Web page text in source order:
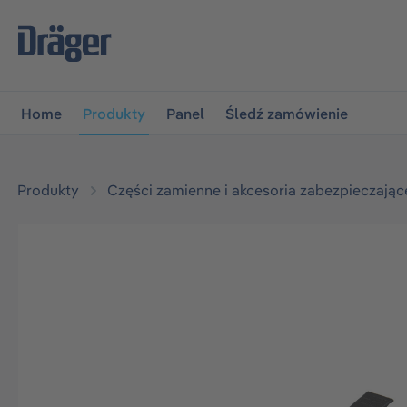
do głównej nawigacji
Home Produkty Panel Śledź zamówienie
Produkty Części zamienne i akcesoria